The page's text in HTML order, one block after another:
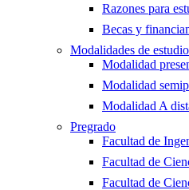
Razones para
Becas y
Modalidades de estudio
Modalidad
Modalidad
Modalidad A
Pregrado
Facultad de
Facultad de
Facultad de